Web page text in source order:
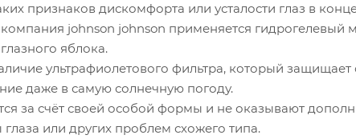
признаков дискомфорта или усталости глаз в
johnson johnson применяется гидрогелевый
яблока.
ультрафиолетового фильтра, который
даже в самую солнечную погоду.
за счёт своей особой формы и не оказывают
или других проблем схожего типа.